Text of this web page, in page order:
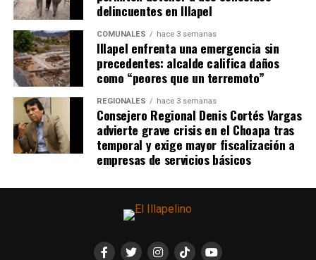
delincuentes en Illapel
COMUNALES hace 3 semanas
Illapel enfrenta una emergencia sin
precedentes: alcalde califica daños
como “peores que un terremoto”
REGIONALES hace 3 semanas
Consejero Regional Denis Cortés Vargas
advierte grave crisis en el Choapa tras
temporal y exige mayor fiscalización a
empresas de servicios básicos